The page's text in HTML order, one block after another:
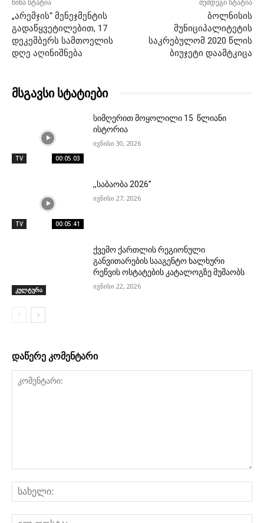
წინა სტატია
„არემჯის“ მენეჯმენტის
გადაწყვეტილებით, 17
დეკემბერს სამთოელის
დღე აღინიშნება
შემდეგი სტატია
ბოლნისის
მუნიციპალიტეტის
საკრებულომ 2020 წლის
ბიუჯეტი დაამტკიცა
მსგავსი სტატიები
TV 00:05:03
სიმღერით მოყოლილი 15 წლიანი
ისტორია
ივნისი 30, 2026
TV 00:05:41
,,საბაობა 2026”
ივნისი 27, 2026
კულტურა
ქვემო ქართლის რეგიონული
განვითარების სააგენტო ხალხური
რეწვის ოსტატების კატალოგზე მუშაობს
ივნისი 22, 2026
დაწერე კომენტარი